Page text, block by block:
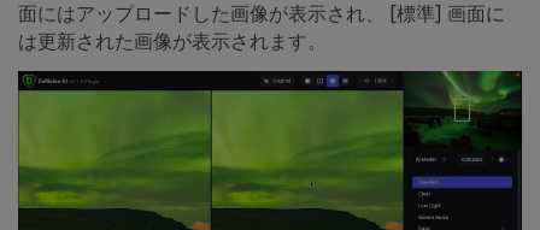
面にはアップロードした画像が表示され、 [標準] 画面に
は更新された画像が表示されます。